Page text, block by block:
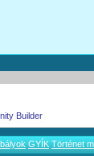
Builder
GYÍK Történet